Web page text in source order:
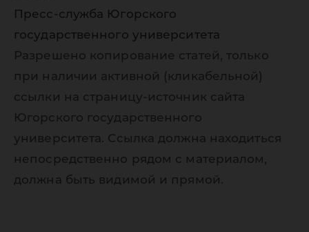
Пресс-служба Югорского
государственного университета
Разрешено копирование статей, только
при наличии активной (кликабельной)
ссылки на страницу-источник сайта
Югорского государственного
университета. Ссылка должна находиться
непосредственно рядом с материалом,
должна быть видимой и прямой.